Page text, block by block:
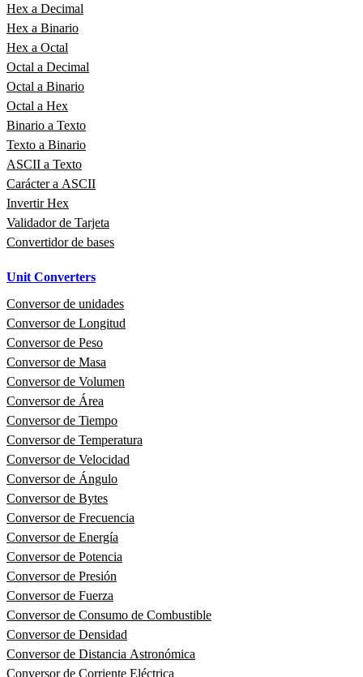
Hex a Decimal
Hex a Binario
Hex a Octal
Octal a Decimal
Octal a Binario
Octal a Hex
Binario a Texto
Texto a Binario
ASCII a Texto
Carácter a ASCII
Invertir Hex
Validador de Tarjeta
Convertidor de bases
Unit Converters
Conversor de unidades
Conversor de Longitud
Conversor de Peso
Conversor de Masa
Conversor de Volumen
Conversor de Área
Conversor de Tiempo
Conversor de Temperatura
Conversor de Velocidad
Conversor de Ángulo
Conversor de Bytes
Conversor de Frecuencia
Conversor de Energía
Conversor de Potencia
Conversor de Presión
Conversor de Fuerza
Conversor de Consumo de Combustible
Conversor de Densidad
Conversor de Distancia Astronómica
Conversor de Corriente Eléctrica